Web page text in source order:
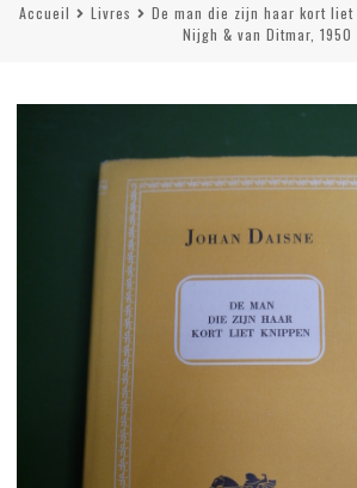
Accueil Livres
De man die zijn haar kort liet
Nijgh & van Ditmar, 1950